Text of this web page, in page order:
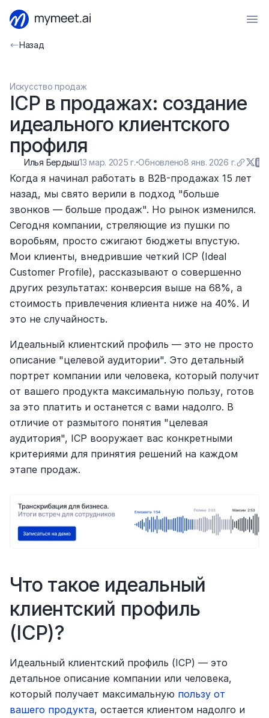
Назад
Искусство продаж
ICP в продажах: создание
идеального клиентского
профиля
Илья Бердыш13 мар. 2025 г.·Обновлено8 янв. 2026 г.
Когда я начинал работать в B2B-продажах 15 лет
назад, мы свято верили в подход "больше
звонков — больше продаж". Но рынок изменился.
Сегодня компании, стреляющие из пушки по
воробьям, просто сжигают бюджеты впустую.
Мои клиенты, внедрившие четкий ICP (Ideal
Customer Profile), рассказывают о совершенно
других результатах: конверсия выше на 68%, а
стоимость привлечения клиента ниже на 40%. И
это не случайность.
Идеальный клиентский профиль — это не просто
описание "целевой аудитории". Это детальный
портрет компании или человека, который получит
от вашего продукта максимальную пользу, готов
за это платить и останется с вами надолго. В
отличие от размытого понятия "целевая
аудитория", ICP вооружает вас конкретными
критериями для принятия решений на каждом
этапе продаж.
Что такое идеальный
клиентский профиль
(ICP)?
Идеальный клиентский профиль (ICP) — это
детальное описание компании или человека,
который получает максимальную пользу от
вашего продукта, остается клиентом надолго и